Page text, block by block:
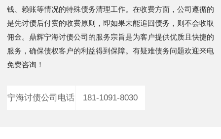
钱、赖账等情况的特殊债务清理工作。在收费方面，公司遵循的
是先讨债后付费的收费原则，即如果未能追回债务，则不会收取
佣金。鼎辉宁海讨债公司的服务宗旨是为客户提供优质且快捷的
服务，确保债权客户的利益得到保障。有疑难债务问题欢迎来电
免费咨询！
宁海讨债公司电话 181-1091-8030